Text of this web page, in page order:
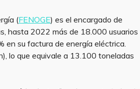
(FENOGE) es el encargado de
hasta 2022 más de 18.000 usuarios
en su factura de energía eléctrica.
lo que equivale a 13.100 toneladas